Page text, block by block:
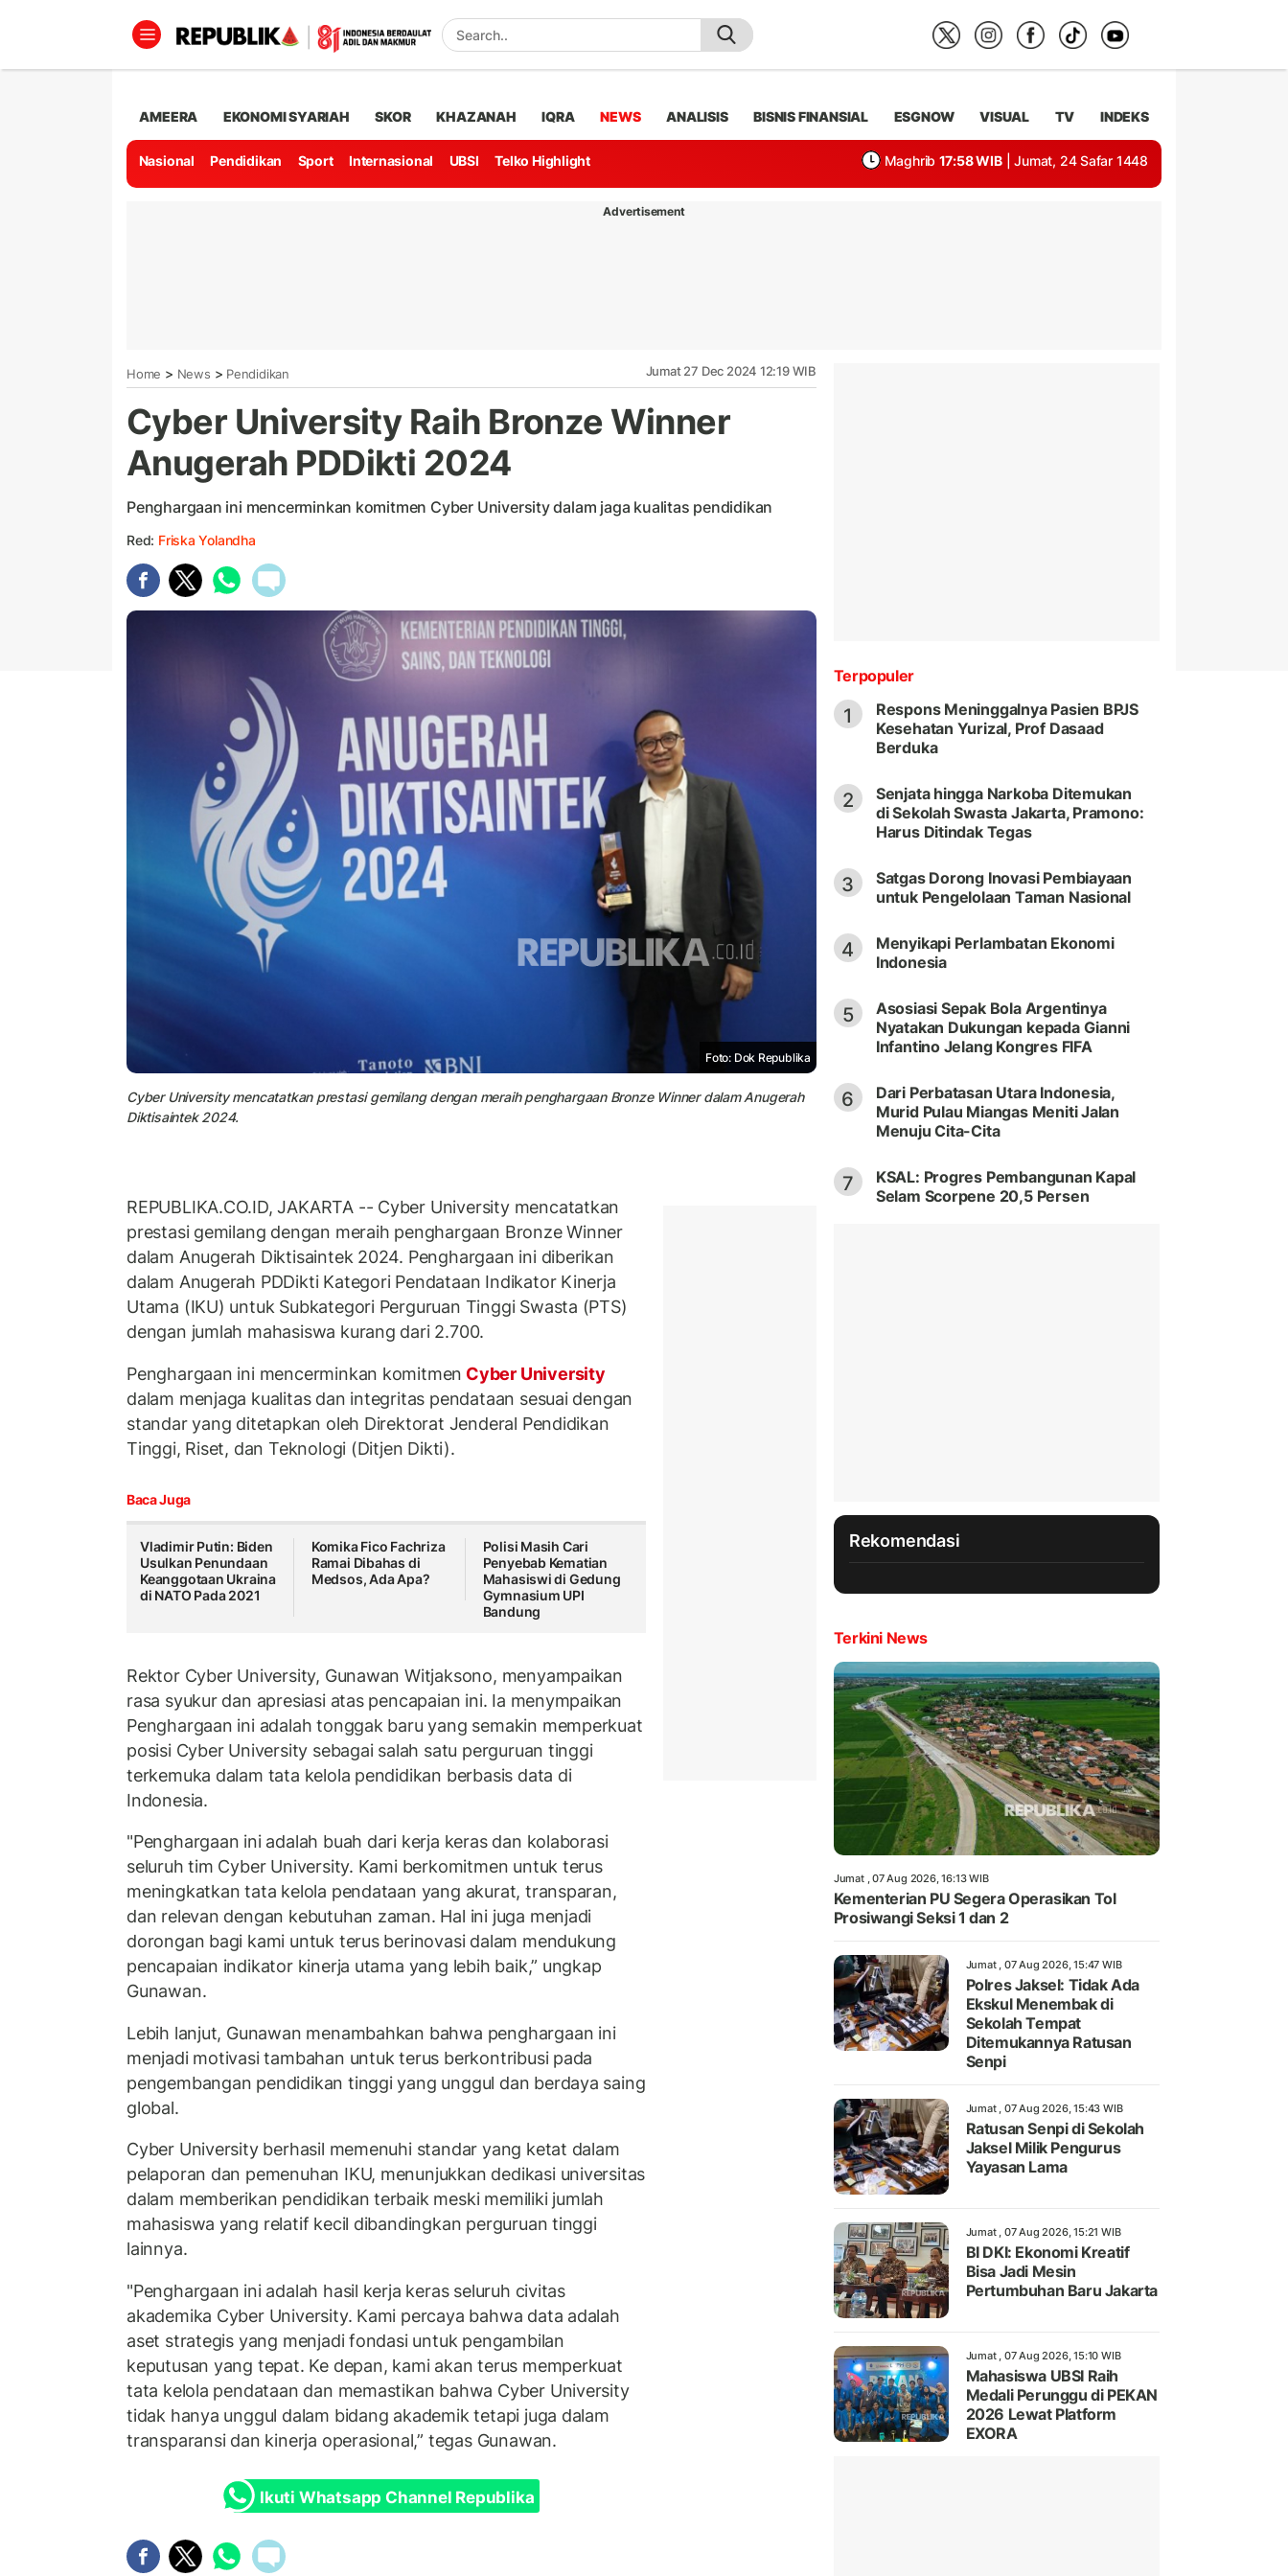
AMEERA EKONOMI SYARIAH SKOR KHAZANAH IQRA NEWS ANALISIS BISNIS FINANSIAL ESGNOW VISUAL TV INDEKS
Nasional Pendidikan Sport Internasional UBSI Telko Highlight Maghrib 17:58 WIB | Jumat, 24 Safar 1448
Advertisement
Home > News > Pendidikan Jumat 27 Dec 2024 12:19 WIB
Cyber University Raih Bronze Winner
Anugerah PDDikti 2024
Penghargaan ini mencerminkan komitmen Cyber University dalam jaga kualitas pendidikan
Red: Friska Yolandha
Foto: Dok Republika
Cyber University mencatatkan prestasi gemilang dengan meraih penghargaan Bronze Winner dalam Anugerah
Diktisaintek 2024.
REPUBLIKA.CO.ID, JAKARTA -- Cyber University mencatatkan
prestasi gemilang dengan meraih penghargaan Bronze Winner
dalam Anugerah Diktisaintek 2024. Penghargaan ini diberikan
dalam Anugerah PDDikti Kategori Pendataan Indikator Kinerja
Utama (IKU) untuk Subkategori Perguruan Tinggi Swasta (PTS)
dengan jumlah mahasiswa kurang dari 2.700.
Penghargaan ini mencerminkan komitmen Cyber University
dalam menjaga kualitas dan integritas pendataan sesuai dengan
standar yang ditetapkan oleh Direktorat Jenderal Pendidikan
Tinggi, Riset, dan Teknologi (Ditjen Dikti).
Baca Juga
Vladimir Putin: Biden
Usulkan Penundaan
Keanggotaan Ukraina
di NATO Pada 2021
Komika Fico Fachriza
Ramai Dibahas di
Medsos, Ada Apa?
Polisi Masih Cari
Penyebab Kematian
Mahasiswi di Gedung
Gymnasium UPI
Bandung
Rektor Cyber University, Gunawan Witjaksono, menyampaikan
rasa syukur dan apresiasi atas pencapaian ini. Ia menympaikan
Penghargaan ini adalah tonggak baru yang semakin memperkuat
posisi Cyber University sebagai salah satu perguruan tinggi
terkemuka dalam tata kelola pendidikan berbasis data di
Indonesia.
"Penghargaan ini adalah buah dari kerja keras dan kolaborasi
seluruh tim Cyber University. Kami berkomitmen untuk terus
meningkatkan tata kelola pendataan yang akurat, transparan,
dan relevan dengan kebutuhan zaman. Hal ini juga menjadi
dorongan bagi kami untuk terus berinovasi dalam mendukung
pencapaian indikator kinerja utama yang lebih baik,” ungkap
Gunawan.
Lebih lanjut, Gunawan menambahkan bahwa penghargaan ini
menjadi motivasi tambahan untuk terus berkontribusi pada
pengembangan pendidikan tinggi yang unggul dan berdaya saing
global.
Cyber University berhasil memenuhi standar yang ketat dalam
pelaporan dan pemenuhan IKU, menunjukkan dedikasi universitas
dalam memberikan pendidikan terbaik meski memiliki jumlah
mahasiswa yang relatif kecil dibandingkan perguruan tinggi
lainnya.
"Penghargaan ini adalah hasil kerja keras seluruh civitas
akademika Cyber University. Kami percaya bahwa data adalah
aset strategis yang menjadi fondasi untuk pengambilan
keputusan yang tepat. Ke depan, kami akan terus memperkuat
tata kelola pendataan dan memastikan bahwa Cyber University
tidak hanya unggul dalam bidang akademik tetapi juga dalam
transparansi dan kinerja operasional,” tegas Gunawan.
Ikuti Whatsapp Channel Republika
Terpopuler
1
Respons Meninggalnya Pasien BPJS
Kesehatan Yurizal, Prof Dasaad
Berduka
2
Senjata hingga Narkoba Ditemukan
di Sekolah Swasta Jakarta, Pramono:
Harus Ditindak Tegas
3
Satgas Dorong Inovasi Pembiayaan
untuk Pengelolaan Taman Nasional
4
Menyikapi Perlambatan Ekonomi
Indonesia
5
Asosiasi Sepak Bola Argentinya
Nyatakan Dukungan kepada Gianni
Infantino Jelang Kongres FIFA
6
Dari Perbatasan Utara Indonesia,
Murid Pulau Miangas Meniti Jalan
Menuju Cita-Cita
7
KSAL: Progres Pembangunan Kapal
Selam Scorpene 20,5 Persen
Rekomendasi
Terkini News
Jumat , 07 Aug 2026, 16:13 WIB
Kementerian PU Segera Operasikan Tol
Prosiwangi Seksi 1 dan 2
Jumat , 07 Aug 2026, 15:47 WIB
Polres Jaksel: Tidak Ada
Ekskul Menembak di
Sekolah Tempat
Ditemukannya Ratusan
Senpi
Jumat , 07 Aug 2026, 15:43 WIB
Ratusan Senpi di Sekolah
Jaksel Milik Pengurus
Yayasan Lama
Jumat , 07 Aug 2026, 15:21 WIB
BI DKI: Ekonomi Kreatif
Bisa Jadi Mesin
Pertumbuhan Baru Jakarta
Jumat , 07 Aug 2026, 15:10 WIB
Mahasiswa UBSI Raih
Medali Perunggu di PEKAN
2026 Lewat Platform
EXORA